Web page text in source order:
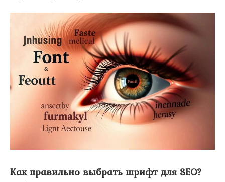
Как правильно выбрать шрифт для SEO?